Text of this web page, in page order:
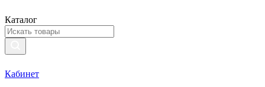
Каталог
Кабинет